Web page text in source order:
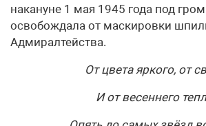
накануне 1 мая 1945 года под
освобождала от маскировки
Адмиралтейства.
От цвета яркого, от
И от весеннего